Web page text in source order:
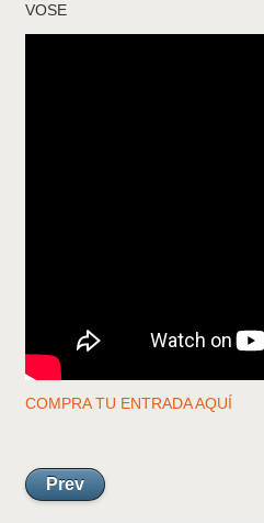
VOSE
COMPRA TU ENTRADA AQUÍ
Prev